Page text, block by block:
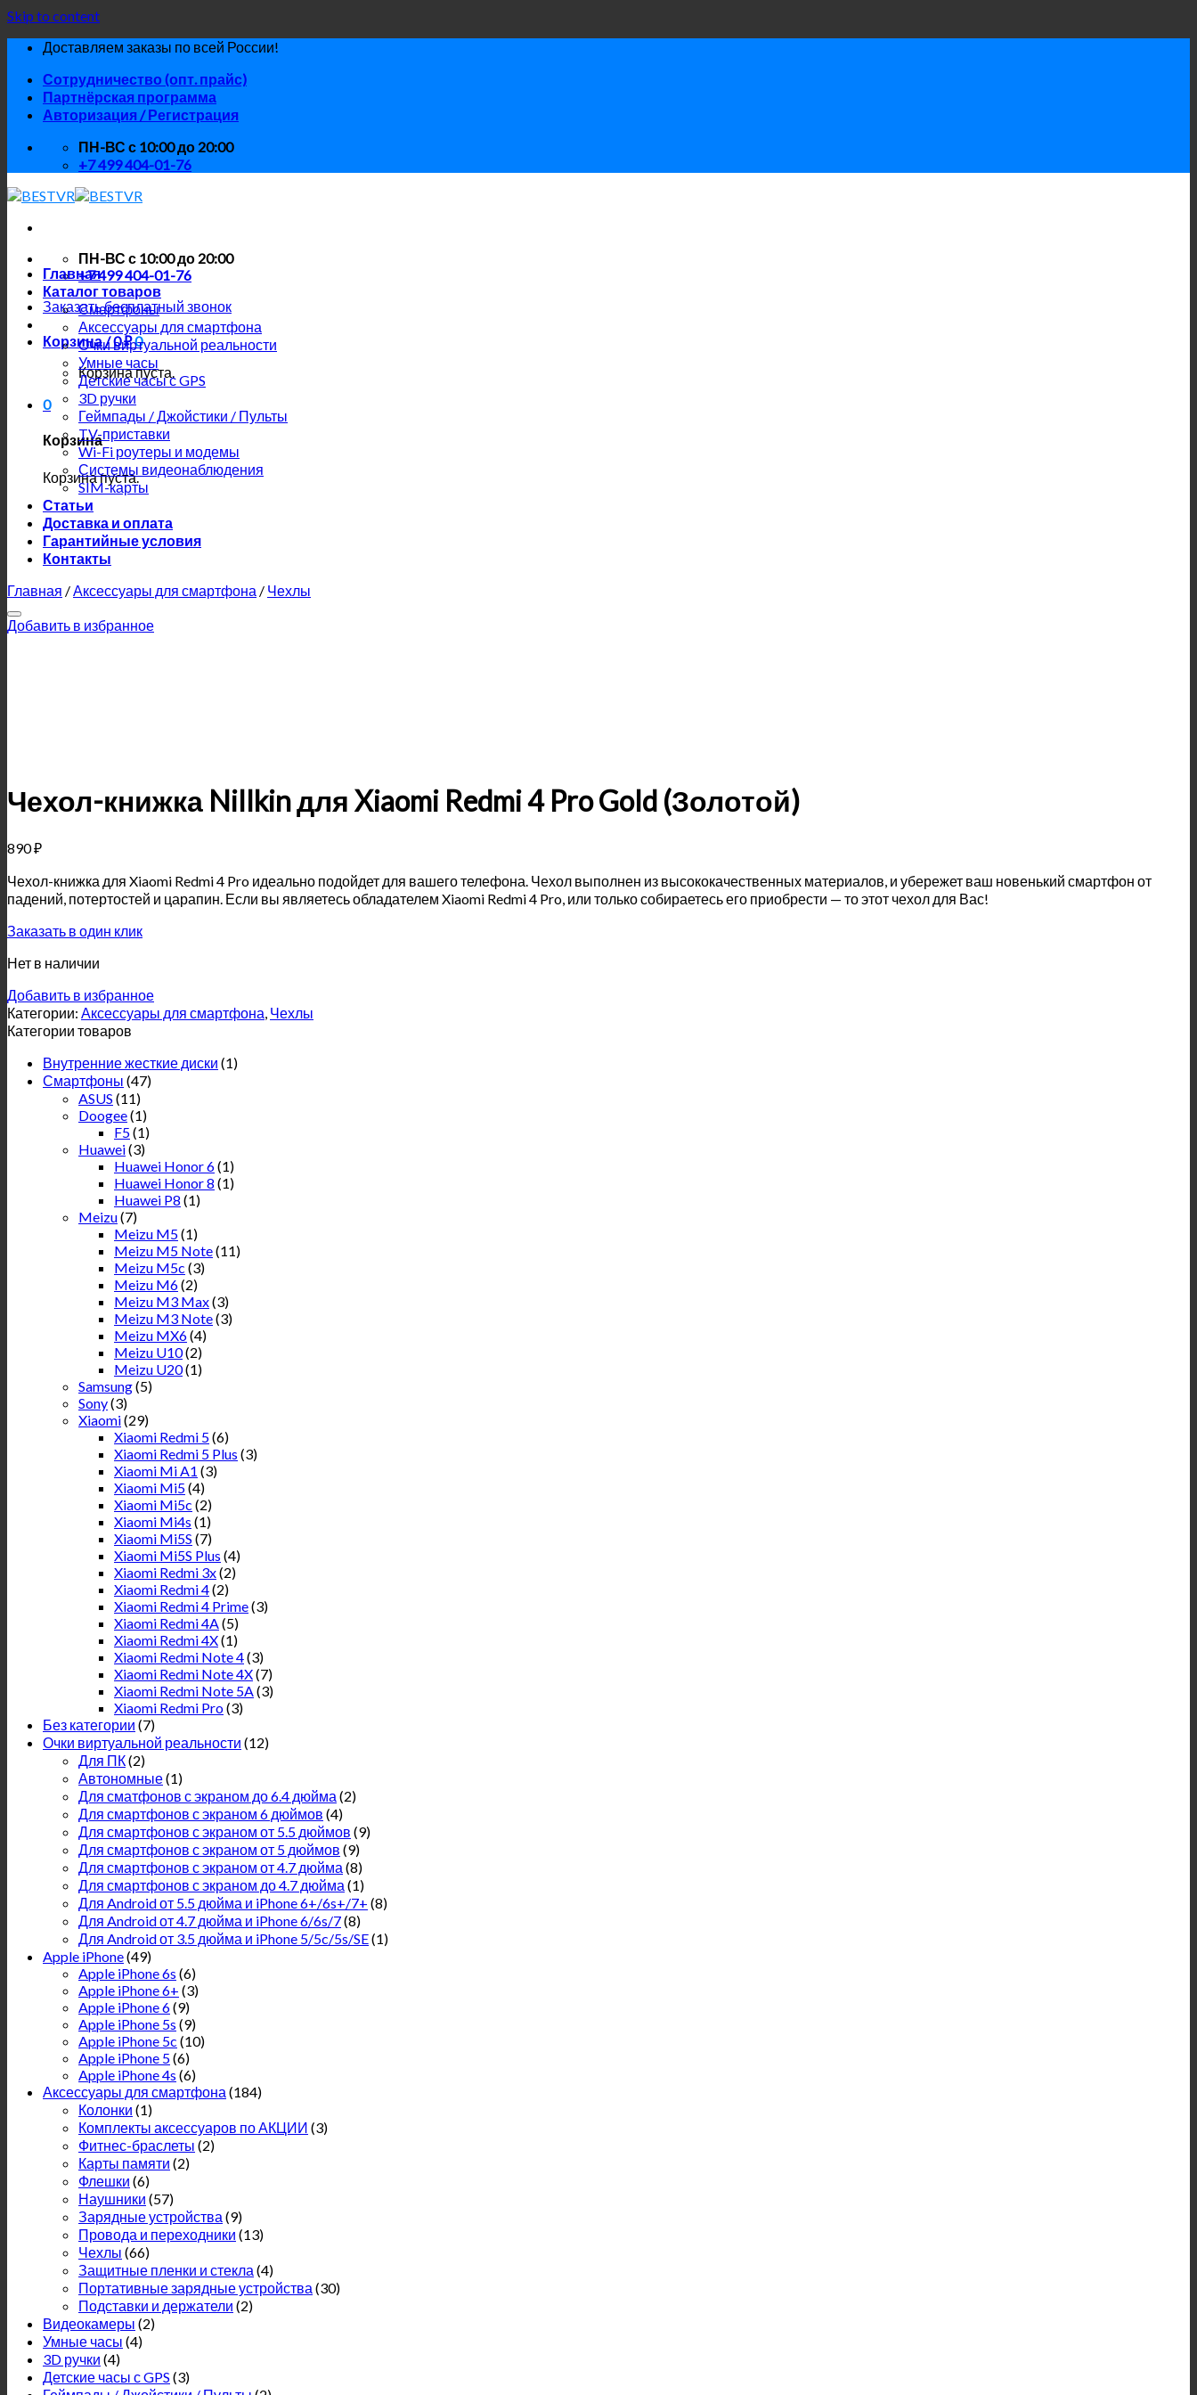
Skip to content
Доставляем заказы по всей России!
Сотрудничество (опт. прайс)
Партнёрская программа
Авторизация / Регистрация
ПН-ВС с 10:00 до 20:00
+7 499 404-01-76
ПН-ВС с 10:00 до 20:00
+7 499 404-01-76
Заказать бесплатный звонок
Корзина /0₽0
Корзина пуста.
0
Корзина
Корзина пуста.
Главная
Каталог товаров
Смартфоны
Аксессуары для смартфона
Очки виртуальной реальности
Умные часы
Детские часы с GPS
3D ручки
Геймпады / Джойстики / Пульты
TV-приставки
Wi-Fi роутеры и модемы
Системы видеонаблюдения
SIM-карты
Статьи
Доставка и оплата
Гарантийные условия
Контакты
Главная /Аксессуары для смартфона / Чехлы
Добавить в избранное
Чехол-книжка Nillkin для Xiaomi Redmi 4 Pro Gold (Золотой)
890₽
Чехол-книжка для Xiaomi Redmi 4 Pro идеально подойдет для вашего телефона. Чехол выполнен из высококачественных материалов, и убережет ваш новенький смартфон от
падений, потертостей и царапин. Если вы являетесь обладателем Xiaomi Redmi 4 Pro, или только собираетесь его приобрести — то этот чехол для Вас!
Заказать в один клик
Нет в наличии
Добавить в избранное
Категории: Аксессуары для смартфона, Чехлы
Категории товаров
Внутренние жесткие диски (1)
Смартфоны (47)
ASUS (11)
Doogee(1)
F5(1)
Huawei(3)
Huawei Honor 6(1)
Huawei Honor 8 (1)
Huawei P8 (1)
Meizu(7)
Meizu M5(1)
Meizu M5 Note(11)
Meizu M5c (3)
Meizu M6(2)
Meizu M3 Max(3)
Meizu M3 Note(3)
Meizu MX6(4)
Meizu U10(2)
Meizu U20(1)
Samsung(5)
Sony(3)
Xiaomi(29)
Xiaomi Redmi 5(6)
Xiaomi Redmi 5 Plus (3)
Xiaomi Mi A1 (3)
Xiaomi Mi5(4)
Xiaomi Mi5c (2)
Xiaomi Mi4s (1)
Xiaomi Mi5S (7)
Xiaomi Mi5S Plus (4)
Xiaomi Redmi 3x(2)
Xiaomi Redmi 4(2)
Xiaomi Redmi 4 Prime(3)
Xiaomi Redmi 4A(5)
Xiaomi Redmi 4X(1)
Xiaomi Redmi Note 4(3)
Xiaomi Redmi Note 4X(7)
Xiaomi Redmi Note 5A(3)
Xiaomi Redmi Pro(3)
Без категории (7)
Очки виртуальной реальности (12)
Для ПК(2)
Автономные(1)
Для сматфонов с экраном до 6.4 дюйма (2)
Для смартфонов с экраном 6 дюймов (4)
Для смартфонов с экраном от 5.5 дюймов (9)
Для смартфонов с экраном от 5 дюймов (9)
Для смартфонов с экраном от 4.7 дюйма (8)
Для смартфонов с экраном до 4.7 дюйма (1)
Для Android от 5.5 дюйма и iPhone 6+/6s+/7+ (8)
Для Android от 4.7 дюйма и iPhone 6/6s/7(8)
Для Android от 3.5 дюйма и iPhone 5/5c/5s/SE(1)
Apple iPhone(49)
Apple iPhone 6s (6)
Apple iPhone 6+ (3)
Apple iPhone 6(9)
Apple iPhone 5s (9)
Apple iPhone 5c (10)
Apple iPhone 5(6)
Apple iPhone 4s (6)
Аксессуары для смартфона (184)
Колонки (1)
Комплекты аксессуаров по АКЦИИ (3)
Фитнес-браслеты (2)
Карты памяти (2)
Флешки (6)
Наушники (57)
Зарядные устройства (9)
Провода и переходники (13)
Чехлы (66)
Защитные пленки и стекла (4)
Портативные зарядные устройства (30)
Подставки и держатели (2)
Видеокамеры (2)
Умные часы (4)
3D ручки (4)
Детские часы с GPS (3)